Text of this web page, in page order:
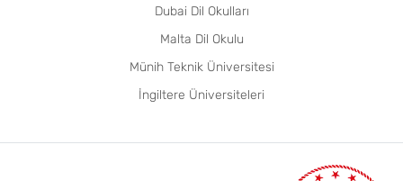
Dubai Dil Okulları
Malta Dil Okulu
Münih Teknik Üniversitesi
İngiltere Üniversiteleri